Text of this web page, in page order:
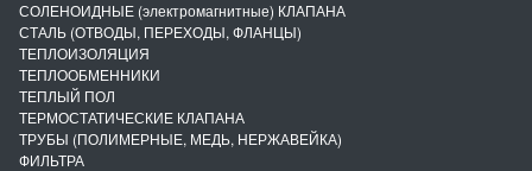
СОЛЕНОИДНЫЕ (электромагнитные) КЛАПАНА
СТАЛЬ (ОТВОДЫ, ПЕРЕХОДЫ, ФЛАНЦЫ)
ТЕПЛОИЗОЛЯЦИЯ
ТЕПЛООБМЕННИКИ
ТЕПЛЫЙ ПОЛ
ТЕРМОСТАТИЧЕСКИЕ КЛАПАНА
ТРУБЫ (ПОЛИМЕРНЫЕ, МЕДЬ, НЕРЖАВЕЙКА)
ФИЛЬТРА